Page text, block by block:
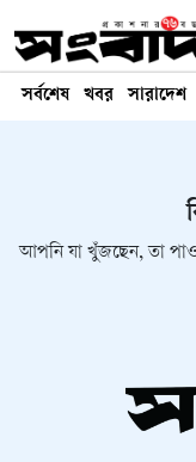
সর্বশেষ খবর সারাদেশ
আপনি যা খুঁজছেন, তা